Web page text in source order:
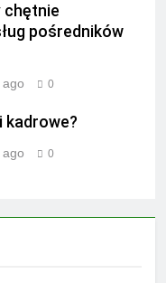
chętnie
pośredników
ago 0
kadrowe?
ago 0